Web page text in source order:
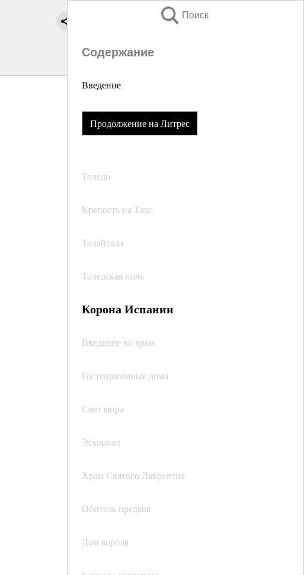
Поиск
Содержание
Введение
Продолжение на Литрес
Толедо
Крепость на Тахо
Толайтала
Толедская ночь
Корона Испании
Введение во храм
Гостеприимные дома
Свет мира
Эскориал
Храм Святого Лаврентия
Обитель предков
Дом короля